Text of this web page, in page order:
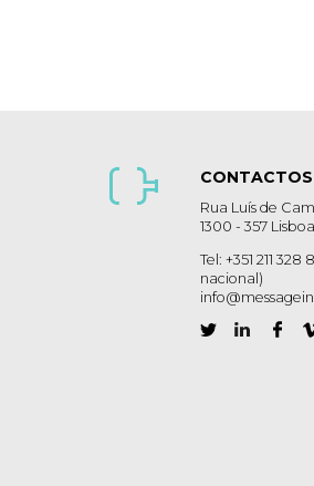
CONTACTOS
Rua Luís de
1300 - 357
Tel: +351 211
nacional)